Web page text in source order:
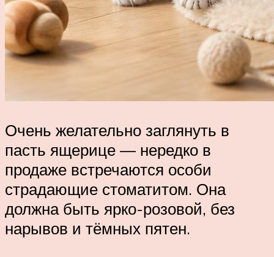
Очень желательно заглянуть в
пасть ящерице — нередко в
продаже встречаются особи
страдающие стоматитом. Она
должна быть ярко-розовой, без
нарывов и тёмных пятен.